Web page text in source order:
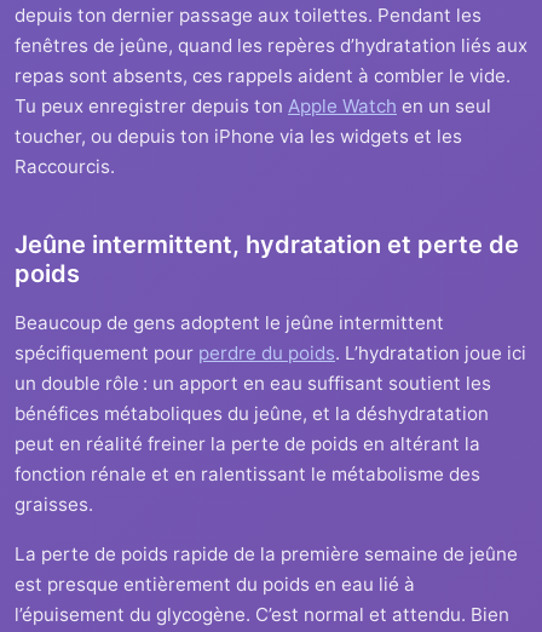
depuis ton dernier passage aux toilettes. Pendant les
fenêtres de jeûne, quand les repères d’hydratation liés aux
repas sont absents, ces rappels aident à combler le vide.
Tu peux enregistrer depuis ton Apple Watch en un seul
toucher, ou depuis ton iPhone via les widgets et les
Raccourcis.
Jeûne intermittent, hydratation et perte de
poids
Beaucoup de gens adoptent le jeûne intermittent
spécifiquement pour perdre du poids. L’hydratation joue ici
un double rôle : un apport en eau suffisant soutient les
bénéfices métaboliques du jeûne, et la déshydratation
peut en réalité freiner la perte de poids en altérant la
fonction rénale et en ralentissant le métabolisme des
graisses.
La perte de poids rapide de la première semaine de jeûne
est presque entièrement du poids en eau lié à
l’épuisement du glycogène. C’est normal et attendu. Bien